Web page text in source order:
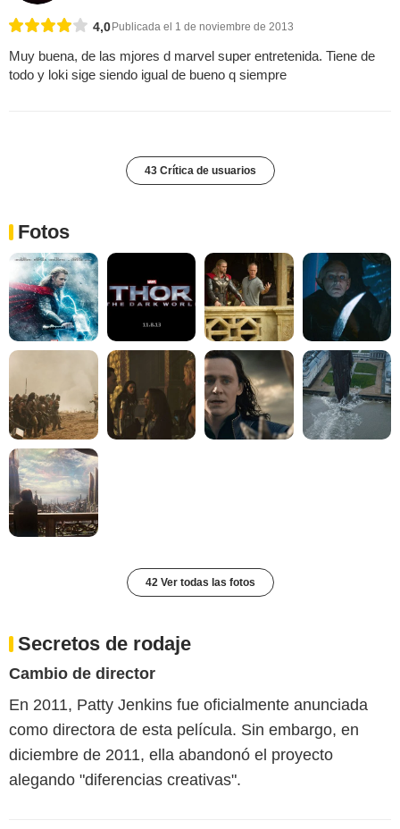
4,0 Publicada el 1 de noviembre de 2013
Muy buena, de las mjores d marvel super entretenida. Tiene de
todo y loki sige siendo igual de bueno q siempre
43 Crítica de usuarios
Fotos
42 Ver todas las fotos
Secretos de rodaje
Cambio de director
En 2011, Patty Jenkins fue oficialmente anunciada
como directora de esta película. Sin embargo, en
diciembre de 2011, ella abandonó el proyecto
alegando "diferencias creativas".